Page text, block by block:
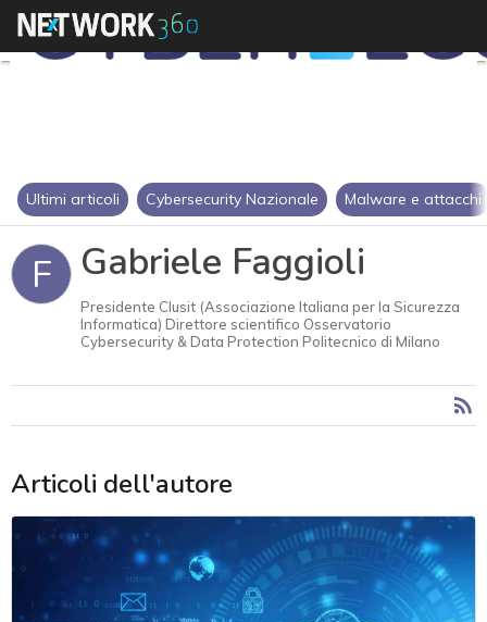
Ultimi articoli Cybersecurity Nazionale Malware e attacchi
F Gabriele Faggioli
Presidente Clusit (Associazione Italiana per la Sicurezza
Informatica) Direttore scientifico Osservatorio
Cybersecurity & Data Protection Politecnico di Milano
Articoli dell'autore